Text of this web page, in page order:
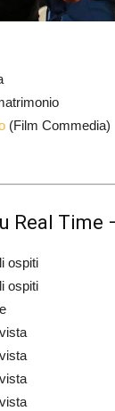
(Film Commedia)
Real Time
ospiti
ospiti